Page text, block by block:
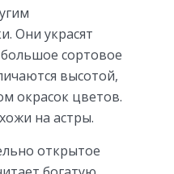
Они украсят
сортовое
высотой,
окрасок цветов.
на астры.
открытое